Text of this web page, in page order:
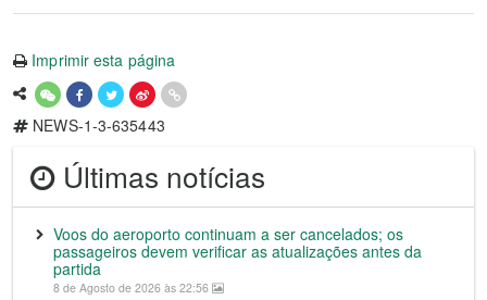
Imprimir esta página
NEWS-1-3-635443
Últimas notícias
Voos do aeroporto continuam a ser cancelados; os
passageiros devem verificar as atualizações antes da
partida
8 de Agosto de 2026 às 22:56